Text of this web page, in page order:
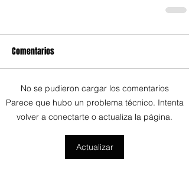
Comentarios
No se pudieron cargar los comentarios
Parece que hubo un problema técnico. Intenta
volver a conectarte o actualiza la página.
Actualizar